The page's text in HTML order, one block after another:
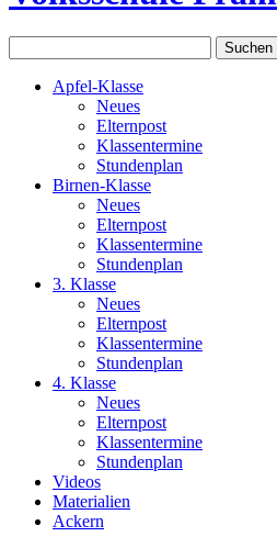
Apfel-Klasse
Neues
Elternpost
Klassentermine
Stundenplan
Birnen-Klasse
Neues
Elternpost
Klassentermine
Stundenplan
3. Klasse
Neues
Elternpost
Klassentermine
Stundenplan
4. Klasse
Neues
Elternpost
Klassentermine
Stundenplan
Videos
Materialien
Ackern